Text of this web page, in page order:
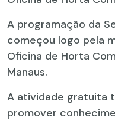
A programação da
começou logo pela
Oficina de Horta
Manaus.
A atividade gratuita
promover